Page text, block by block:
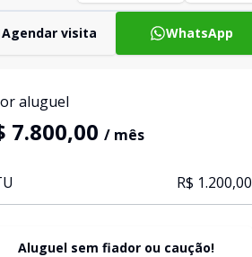
Agendar visita WhatsApp
aluguel
7.800,00 / mês
R$ 1.200,00
Aluguel sem fiador ou caução!